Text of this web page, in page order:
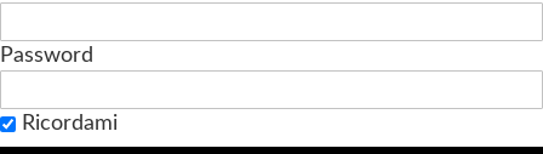
Password
Ricordami